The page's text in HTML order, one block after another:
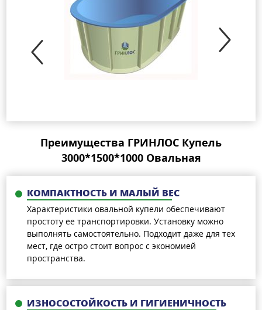
Преимущества ГРИНЛОС Купель
3000*1500*1000 Овальная
КОМПАКТНОСТЬ И МАЛЫЙ ВЕС
Характеристики овальной купели обеспечивают
простоту ее транспортировки. Установку можно
выполнять самостоятельно. Подходит даже для тех
мест, где остро стоит вопрос с экономией
пространства.
ИЗНОСОСТОЙКОСТЬ И ГИГИЕНИЧНОСТЬ